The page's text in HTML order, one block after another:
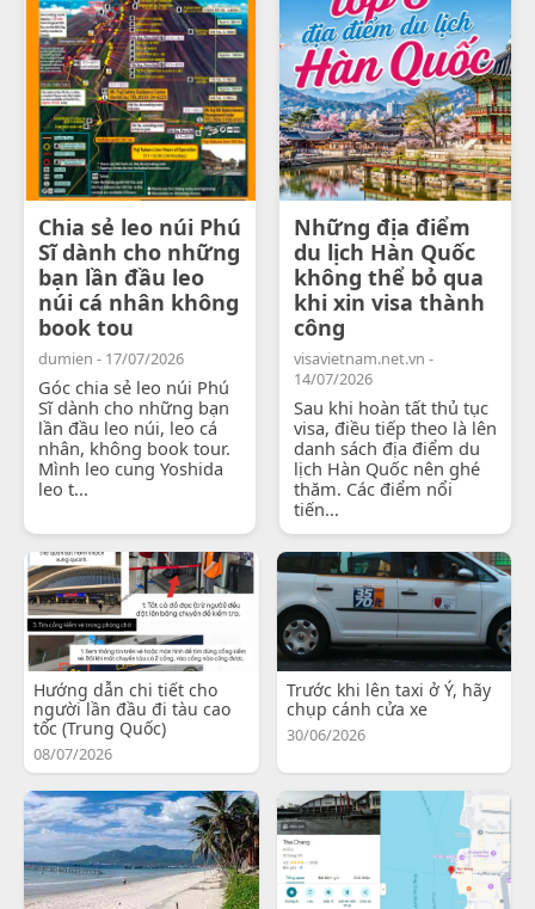
Chia sẻ leo núi Phú
Sĩ dành cho những
bạn lần đầu leo
núi cá nhân không
book tou
dumien - 17/07/2026
Góc chia sẻ leo núi Phú
Sĩ dành cho những bạn
lần đầu leo núi, leo cá
nhân, không book tour.
Mình leo cung Yoshida
leo t...
Những địa điểm
du lịch Hàn Quốc
không thể bỏ qua
khi xin visa thành
công
visavietnam.net.vn -
14/07/2026
Sau khi hoàn tất thủ tục
visa, điều tiếp theo là lên
danh sách địa điểm du
lịch Hàn Quốc nên ghé
thăm. Các điểm nổi
tiến...
Hướng dẫn chi tiết cho
người lần đầu đi tàu cao
tốc (Trung Quốc)
08/07/2026
Trước khi lên taxi ở Ý, hãy
chụp cánh cửa xe
30/06/2026